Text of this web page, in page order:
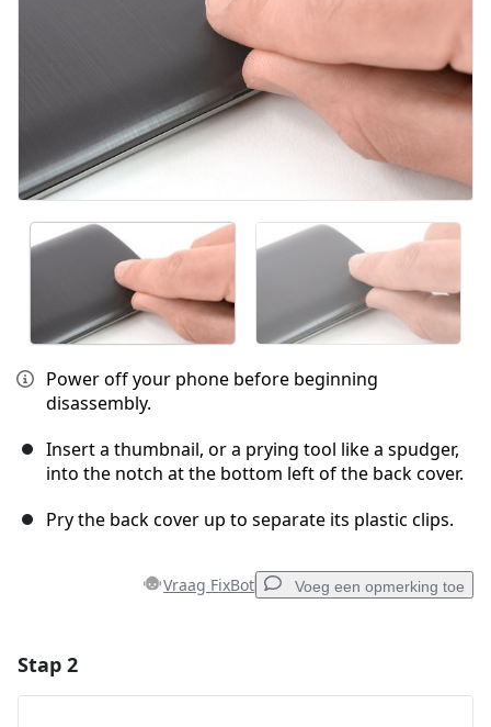
Power off your phone before beginning
disassembly.
Insert a thumbnail, or a prying tool like a spudger,
into the notch at the bottom left of the back cover.
Pry the back cover up to separate its plastic clips.
Vraag FixBot Voeg een opmerking toe
Stap 2